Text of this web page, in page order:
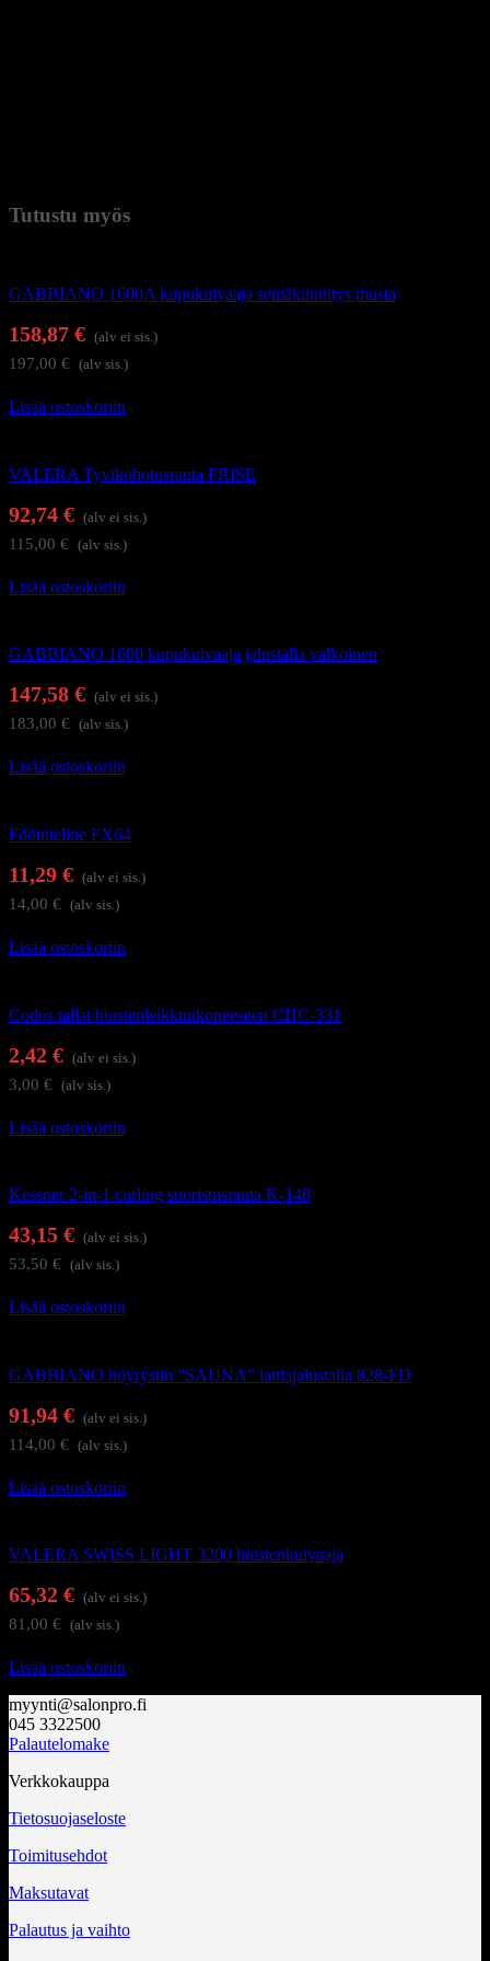
Tutustu myös
GABBIANO 1600A kupukuivaaja seinäkiinnitys musta
158,87 € (alv ei sis.)
197,00 € (alv sis.)
Lisää ostoskoriin
VALERA Tyvikohotusrauta FRISE
92,74 € (alv ei sis.)
115,00 € (alv sis.)
Lisää ostoskoriin
GABBIANO 1600 kupukuivaaja jalustalla valkoinen
147,58 € (alv ei sis.)
183,00 € (alv sis.)
Lisää ostoskoriin
Fööniteline FX64
11,29 € (alv ei sis.)
14,00 € (alv sis.)
Lisää ostoskoriin
Codos tallat hiustenleikkuukoneeseen CHC-331
2,42 € (alv ei sis.)
3,00 € (alv sis.)
Lisää ostoskoriin
Kessner 2-in-1 curling suoristusrauta K-148
43,15 € (alv ei sis.)
53,50 € (alv sis.)
Lisää ostoskoriin
GABBIANO höyrystin ”SAUNA” lattiajalustalla 828-FD
91,94 € (alv ei sis.)
114,00 € (alv sis.)
Lisää ostoskoriin
VALERA SWISS LIGHT 3200 hiustenkuivaaja
65,32 € (alv ei sis.)
81,00 € (alv sis.)
Lisää ostoskoriin
myynti@salonpro.fi
045 3322500
Palautelomake
Verkkokauppa
Tietosuojaseloste
Toimitusehdot
Maksutavat
Palautus ja vaihto